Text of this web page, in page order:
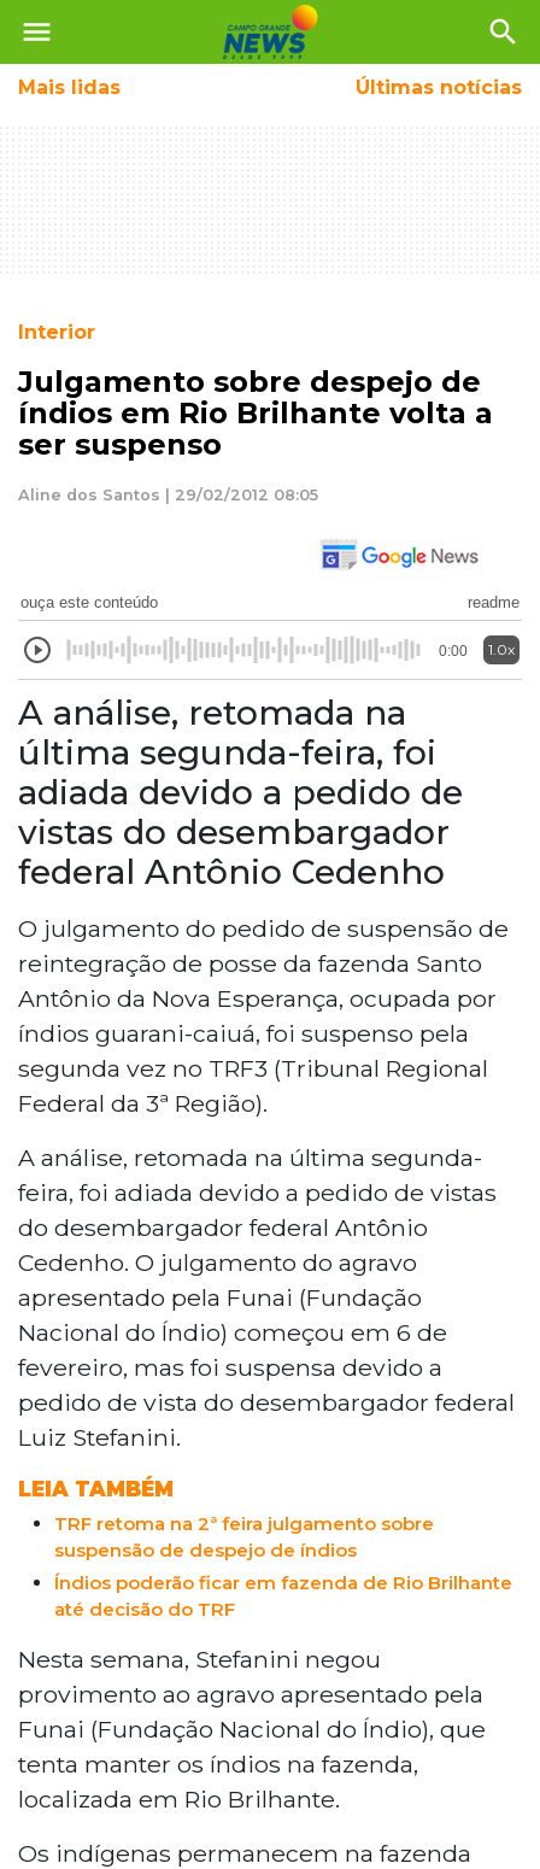
menu search
Mais lidas Últimas notícias
Interior
Julgamento sobre despejo de
índios em Rio Brilhante volta a
ser suspenso
Aline dos Santos | 29/02/2012 08:05
ouça este conteúdo readme
0:00 1.0x
A análise, retomada na
última segunda-feira, foi
adiada devido a pedido de
vistas do desembargador
federal Antônio Cedenho
O julgamento do pedido de suspensão de
reintegração de posse da fazenda Santo
Antônio da Nova Esperança, ocupada por
índios guarani-caiuá, foi suspenso pela
segunda vez no TRF3 (Tribunal Regional
Federal da 3ª Região).
A análise, retomada na última segunda-
feira, foi adiada devido a pedido de vistas
do desembargador federal Antônio
Cedenho. O julgamento do agravo
apresentado pela Funai (Fundação
Nacional do Índio) começou em 6 de
fevereiro, mas foi suspensa devido a
pedido de vista do desembargador federal
Luiz Stefanini.
LEIA TAMBÉM
TRF retoma na 2ª feira julgamento sobre
suspensão de despejo de índios
Índios poderão ficar em fazenda de Rio Brilhante
até decisão do TRF
Nesta semana, Stefanini negou
provimento ao agravo apresentado pela
Funai (Fundação Nacional do Índio), que
tenta manter os índios na fazenda,
localizada em Rio Brilhante.
Os indígenas permanecem na fazenda